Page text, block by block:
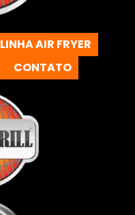
LINHA AIR FRYER
CONTATO